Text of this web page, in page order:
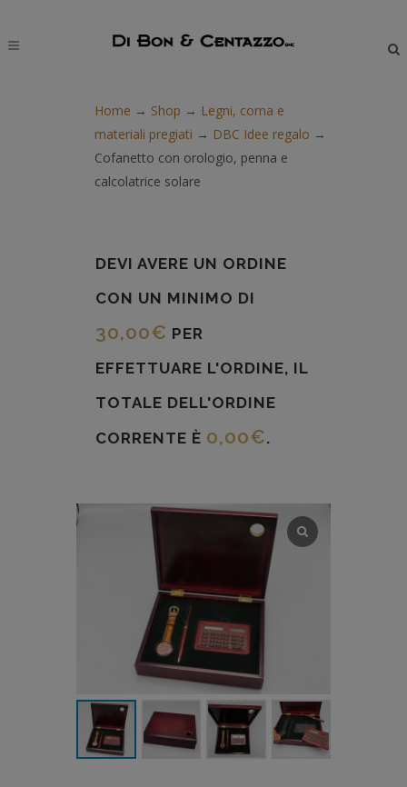
Home → Shop → Legni, corna e
materiali pregiati → DBC Idee regalo →
Cofanetto con orologio, penna e
calcolatrice solare
DEVI AVERE UN ORDINE
CON UN MINIMO DI
30,00€ PER
EFFETTUARE L'ORDINE, IL
TOTALE DELL'ORDINE
CORRENTE È 0,00€.